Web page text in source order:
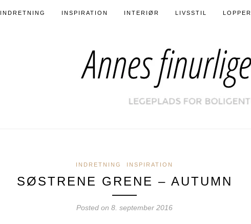
INDRETNING INSPIRATION INTERIØR LIVSSTIL LOPPER
INDRETNING INSPIRATION
SØSTRENE GRENE – AUTUMN
Posted on 8. september 2016